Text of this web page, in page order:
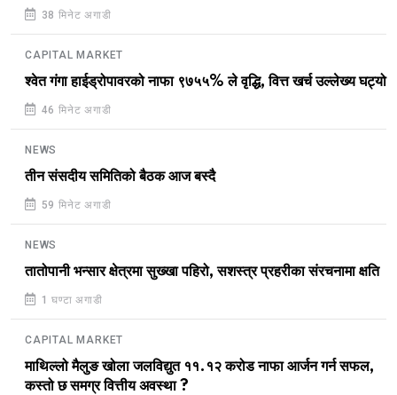
38 मिनेट अगाडी
CAPITAL MARKET
श्वेत गंगा हाईड्रोपावरको नाफा ९७५५% ले वृद्धि, वित्त खर्च उल्लेख्य घट्यो
46 मिनेट अगाडी
NEWS
तीन संसदीय समितिको बैठक आज बस्दै
59 मिनेट अगाडी
NEWS
तातोपानी भन्सार क्षेत्रमा सुख्खा पहिरो, सशस्त्र प्रहरीका संरचनामा क्षति
1 घण्टा अगाडी
CAPITAL MARKET
माथिल्लो मैलुङ खोला जलविद्युत ११.१२ करोड नाफा आर्जन गर्न सफल,
कस्तो छ समग्र वित्तीय अवस्था ?